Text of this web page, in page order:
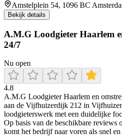
Amstelplein 54, 1096 BC
Bekijk details
A.M.G Loodgieter Haarlem
24/7
Nu open
4.8
A.M.G Loodgieter Haarlem en
aan de Vijfhuizerdijk 212 in
loodgieterswerk met een duidelijke
Op basis van de beschikbare reviews
komt het bedrijf naar voren als snel